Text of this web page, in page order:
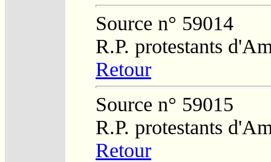
Source n° 59014
R.P. protestants
Retour
Source n° 59015
R.P. protestants
Retour